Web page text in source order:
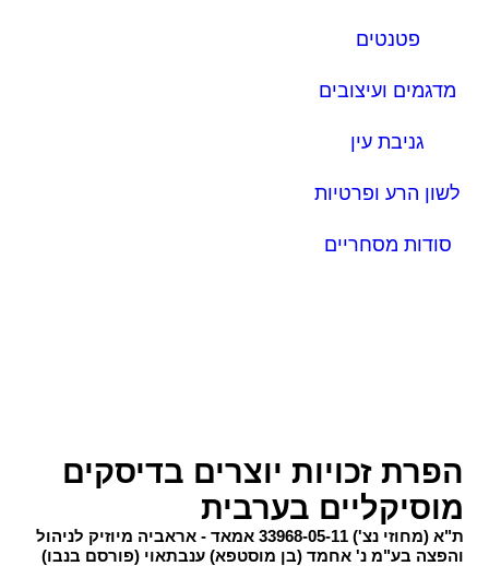
פטנטים
מדגמים ועיצובים
גניבת עין
לשון הרע ופרטיות
סודות מסחריים
הפרת זכויות יוצרים בדיסקים
מוסיקליים בערבית
ת"א (מחוזי נצ') 33968-05-11 אמאד - אראביה מיוזיק לניהול
והפצה בע"מ נ' אחמד (בן מוסטפא) ענבתאוי (פורסם בנבו)